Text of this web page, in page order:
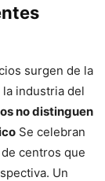
surgen de la
industria del
no distinguen
Se celebran
centros que
Un